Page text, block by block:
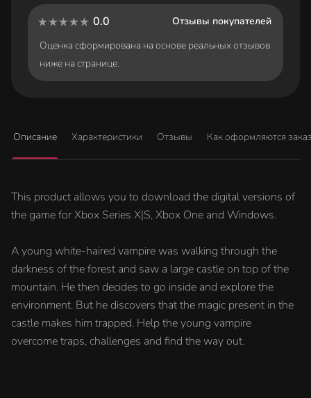
0.0
Отзывы покупателей
Оценка сформирована на основе реальных отзывов
ниже на странице.
Описание Характеристики Отзывы Как оформляются
This product allows you to download the digital versions of
the game for Xbox Series X|S, Xbox One and Windows.
A young white-haired vampire was walking through the
darkness of the forest and saw a large castle on top of the
mountain. He then decides to go inside and explore the
environment. But he discovers that the magic present in the
castle makes him trapped. Help the young vampire
overcome traps, challenges and find the way out.